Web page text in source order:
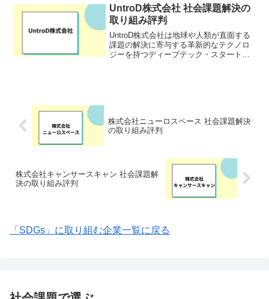
す。世の中に余っているものを足りない
ところへ適切に...
UntroD株式会社 社会課題解決の
取り組み評判
UntroD株式会社は地球や人類が直面する
課題の解決に寄与する革新的なテクノロ
ジーを持つディープテック・スタートア
株式会社ニューロスペース 社会課題解決
の取り組み評判
株式会社キャンサースキャン 社会課題解
決の取り組み評判
「SDGs」に取り組む企業一覧に戻る